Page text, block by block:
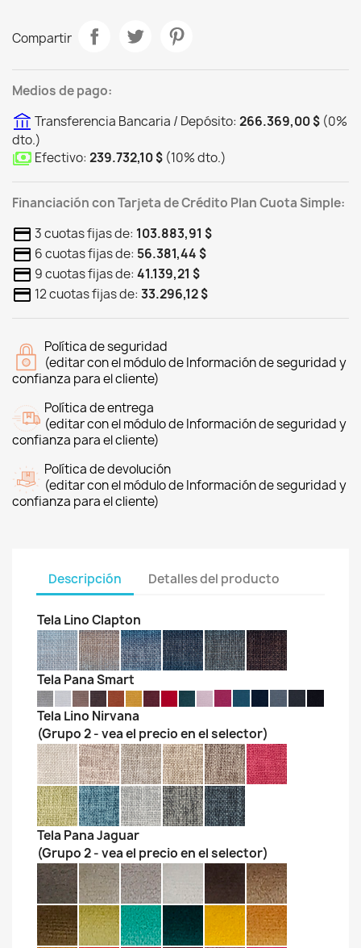
Compartir
Medios de pago:
Transferencia Bancaria / Depósito: 266.369,00 $ (0%
dto.)
Efectivo: 239.732,10 $ (10%dto.)
Financiación con Tarjeta de Crédito Plan Cuota Simple:
3 cuotas fijas de: 103.883,91 $
6 cuotas fijas de: 56.381,44 $
9 cuotas fijas de: 41.139,21 $
12 cuotas fijas de: 33.296,12 $
Política de seguridad
(editar con el módulo de Información de seguridad y
confianza para el cliente)
Política de entrega
(editar con el módulo de Información de seguridad y
confianza para el cliente)
Política de devolución
(editar con el módulo de Información de seguridad y
confianza para el cliente)
Descripción Detalles del producto
Tela Lino Clapton
Tela Pana Smart
Tela Lino Nirvana
(Grupo 2 - vea el precio en el selector)
Tela Pana Jaguar
(Grupo 2 - vea el precio en el selector)